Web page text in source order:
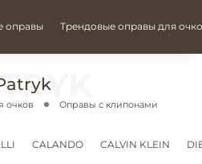
оправы Трендовые оправы для
очков Оправы с клипонами
CALANDO CALVIN KLEIN